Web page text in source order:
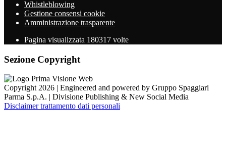
Whistleblowing
Gestione consensi cookie
Amministrazione trasparente
Pagina visualizzata 180317 volte
Sezione Copyright
Copyright 2026 | Engineered and powered by Gruppo Spaggiari
Parma S.p.A. | Divisione Publishing & New Social Media
Disclaimer trattamento dati personali